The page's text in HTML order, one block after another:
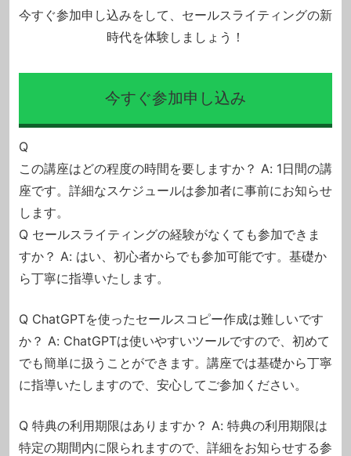
今すぐ参加申し込みをして、セールスライティングの新
時代を体験しましょう！
今すぐ参加申し込み
Q
この講座はどの程度の時間を要しますか？ A: 1日間の講
座です。詳細なスケジュールは参加者に事前にお知らせ
します。
Qセールスライティングの経験がなくても参加できま
すか？ A: はい、初心者からでも参加可能です。基礎か
ら丁寧に指導いたします。
Q ChatGPTを使ったセールスコピー作成は難しいです
か？ A: ChatGPTは使いやすいツールですので、初めて
でも簡単に扱うことができます。講座では基礎から丁寧
に指導いたしますので、安心してご参加ください。
Q 特典の利用期限はありますか？ A: 特典の利用期限は
特定の期間内に限られますので、詳細をお知らせする参